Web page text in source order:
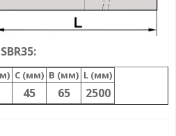
C (мм) B (мм) L (мм)
45 65 2500